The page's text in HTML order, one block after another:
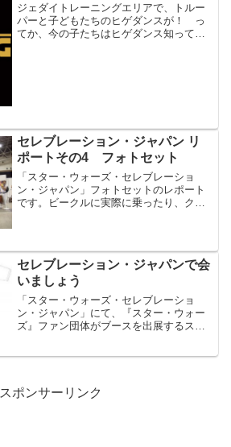
ジェダイトレーニングエリアで、トルー
パーと子どもたちのヒゲダンスが！ っ
てか、今の子たちはヒゲダンス知ってる
セレブレーション・ジャパン リ
ポートその4 フォトセット
「スター・ウォーズ・セレブレーショ
ン・ジャパン」フォトセットのレポート
です。ビークルに実際に乗ったり、クリ
セレブレーション・ジャパンで会
いましょう
「スター・ウォーズ・セレブレーショ
ン・ジャパン」にて、『スター・ウォー
ズ』ファン団体がブースを出展するスペ
スポンサーリンク